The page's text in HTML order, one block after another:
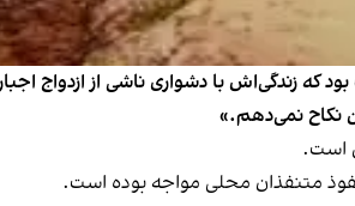
زندگی‌اش با دشواری ناشی از ازدواج
نکاح نمی‌دهم.»
است.
متنفذان محلی مواجه بوده است.